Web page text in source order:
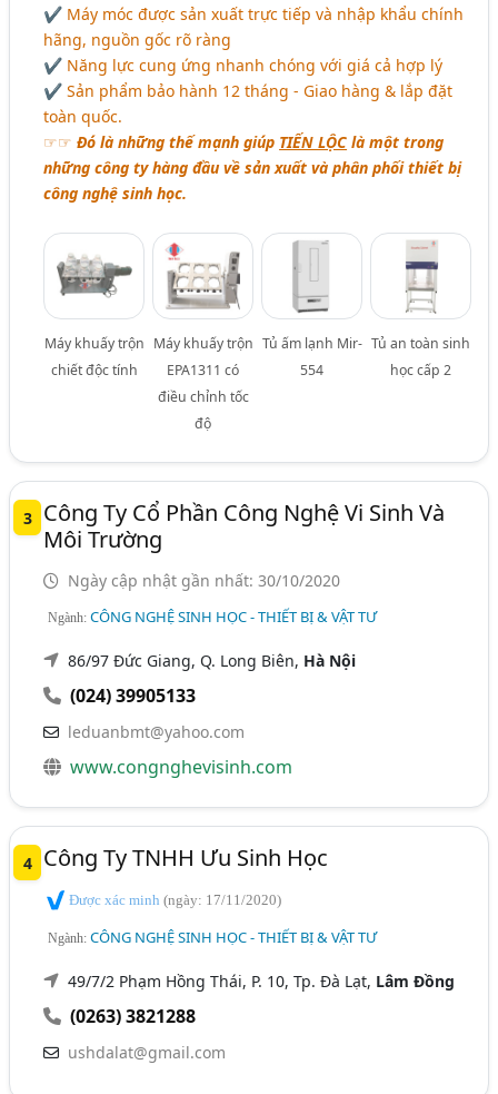
✔ Máy móc được sản xuất trực tiếp và nhập khẩu chính
hãng, nguồn gốc rõ ràng
✔ Năng lực cung ứng nhanh chóng với giá cả hợp lý
✔ Sản phẩm bảo hành 12 tháng - Giao hàng & lắp đặt
toàn quốc.
☞☞Đó là những thế mạnh giúp TIẾN LỘC là một trong
những công ty hàng đầu về sản xuất và phân phối thiết bị
công nghệ sinh học.
Máy khuấy trộn
chiết độc tính
Máy khuấy trộn
EPA1311 có
điều chỉnh tốc
độ
Tủ ấm lạnh Mir-
554
Tủ an toàn sinh
học cấp 2
3
Công Ty Cổ Phần Công Nghệ Vi Sinh Và
Môi Trường
Ngày cập nhật gần nhất: 30/10/2020
Ngành:CÔNG NGHỆ SINH HỌC - THIẾT BỊ & VẬT TƯ
86/97 Đức Giang, Q. Long Biên, Hà Nội
(024) 39905133
leduanbmt@yahoo.com
www.congnghevisinh.com
4 Công Ty TNHH Ưu Sinh Học
Được xác minh(ngày: 17/11/2020)
Ngành:CÔNG NGHỆ SINH HỌC - THIẾT BỊ & VẬT TƯ
49/7/2 Phạm Hồng Thái, P. 10, Tp. Đà Lạt, Lâm Đồng
(0263) 3821288
ushdalat@gmail.com